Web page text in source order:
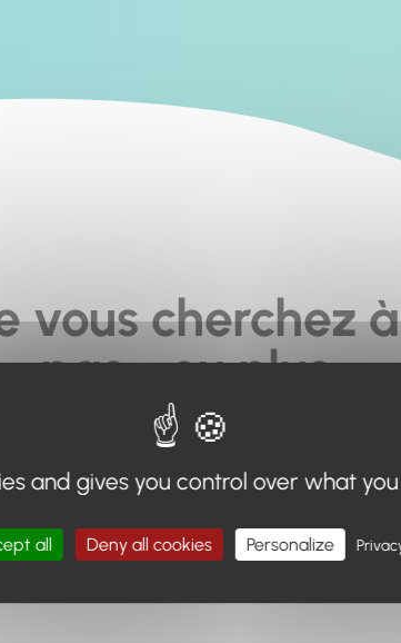
vous cherchez
pas... ou plus.
recherche en haut de page, ou à utiliser le
Retour à l'accueil
and gives you control over what
all Deny all cookies Personalize